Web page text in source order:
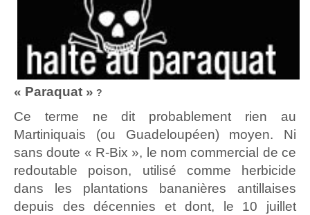
« Paraquat » ?
Ce terme ne dit probablement rien au
Martiniquais (ou Guadeloupéen) moyen. Ni
sans doute « R-Bix », le nom commercial de ce
redoutable poison, utilisé comme herbicide
dans les plantations bananières antillaises
depuis des décennies et dont, le 10 juillet